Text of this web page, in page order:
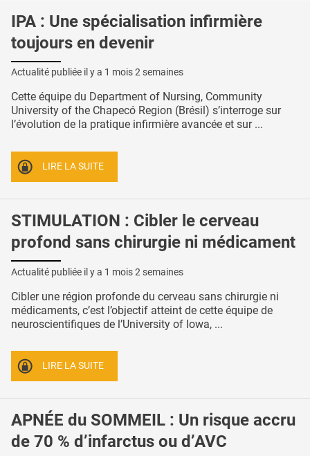
IPA : Une spécialisation infirmière
toujours en devenir
Actualité publiée il y a 1 mois 2 semaines
Cette équipe du Department of Nursing, Community
University of the Chapecó Region (Brésil) s’interroge sur
l’évolution de la pratique infirmière avancée et sur ...
LIRE LA SUITE
STIMULATION : Cibler le cerveau
profond sans chirurgie ni médicament
Actualité publiée il y a 1 mois 2 semaines
Cibler une région profonde du cerveau sans chirurgie ni
médicaments, c’est l’objectif atteint de cette équipe de
neuroscientifiques de l’University of Iowa, ...
LIRE LA SUITE
APNÉE du SOMMEIL : Un risque accru
de 70 % d’infarctus ou d’AVC